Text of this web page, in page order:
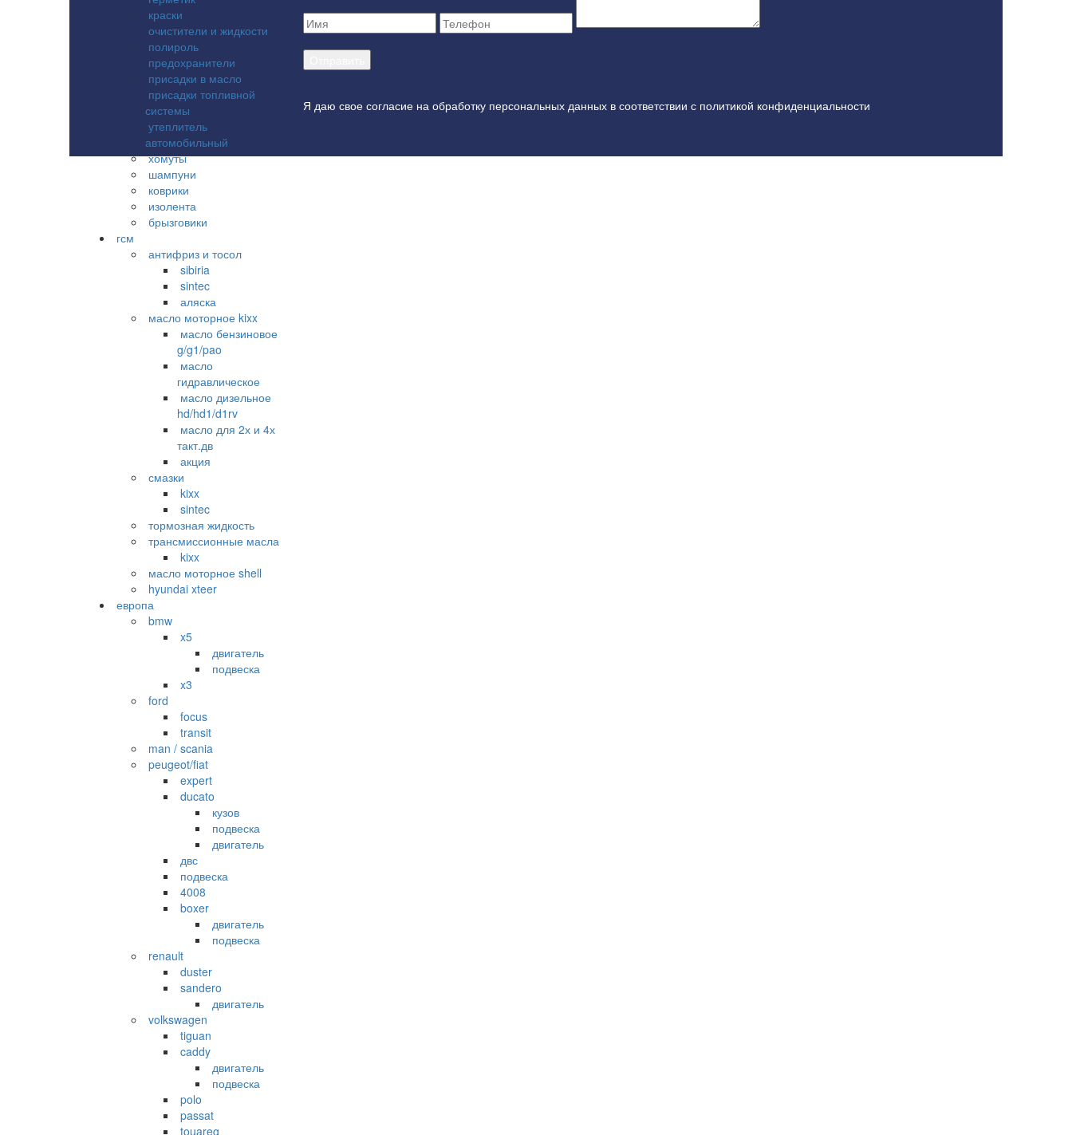
краски
очистители и жидкости
полироль
предохранители
присадки в масло
присадки топливной
системы
утеплитель
автомобильный
хомуты
шампуни
коврики
изолента
брызговики
гсм
антифриз и тосол
sibiria
sintec
аляска
масло моторное kixx
масло бензиновое
g/g1/pao
масло
гидравлическое
масло дизельное
hd/hd1/d1rv
масло для 2х и 4х
такт.дв
акция
смазки
kixx
sintec
тормозная жидкость
трансмиссионные масла
kixx
масло моторное shell
hyundai xteer
европа
bmw
x5
двигатель
подвеска
x3
ford
focus
transit
man / scania
peugeot/fiat
expert
ducato
кузов
подвеска
двигатель
двс
подвеска
4008
boxer
двигатель
подвеска
renault
duster
sandero
двигатель
volkswagen
tiguan
caddy
двигатель
подвеска
polo
passat
touareg
Я даю свое согласие на обработку персональных данных в соответствии с политикой конфиденциальности